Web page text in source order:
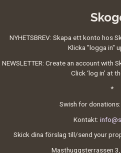
NYHETSBREV: Skapa ett konto hos
Klicka "logga in"
NEWSLETTER: Create an account with
Click ‘log in’ at
*
Swish for donations:
Kontakt:
Skick dina förslag till/send your
Masthuggsterrassen